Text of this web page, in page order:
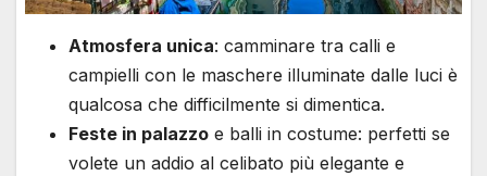
Atmosfera unica: camminare tra calli e
campielli con le maschere illuminate dalle luci è
qualcosa che difficilmente si dimentica.
Feste in palazzo e balli in costume: perfetti se
volete un addio al celibato più elegante e